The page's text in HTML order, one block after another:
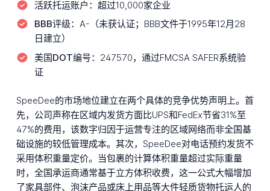
活跃托运账户： 超过10,000家企业
BBB评级： A-（未获认证；BBB文件于1995年12月28
日建立）
美国DOT编号： 247570，通过FMCSA SAFER系统验
证
SpeeDee的市场地位建立在两个具体的竞争优势声明上。首
先，公司声称在区域内发货方面比UPS和FedEx节省31%至
47%的费用，该数字归因于运营专注的区域网络而非全国基
础设施的较低管理成本。其次，SpeeDee对电话预约发货不
采用体积重量定价。当包裹的计算体积重量超过实际重量
时，全国承运商通常基于立方体积收费，这一公式大幅增加
了家具部件、泡沫产品或床上用品等大件轻质货物托运人的